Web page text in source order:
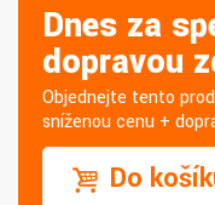
Dnes za
dopravou
Objednejte tento
sníženou cenu +
Do